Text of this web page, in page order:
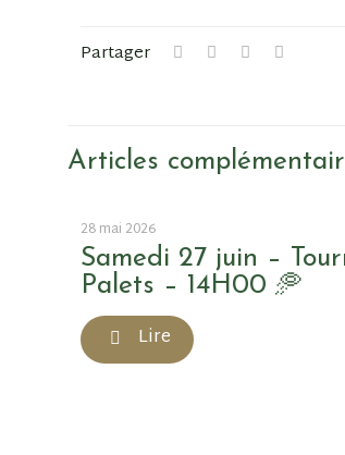
Partager
Articles
28 mai 2026
Samedi 27 juin –
Palets – 14H00 🥏
Lire